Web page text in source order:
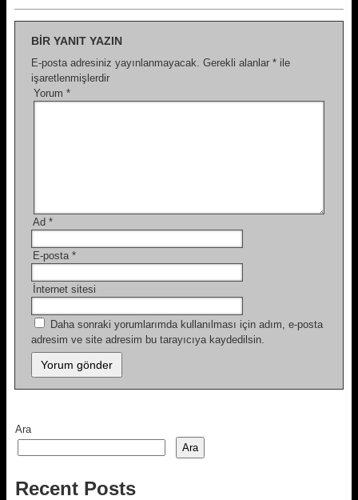
BIR YANIT YAZIN
E-posta adresiniz yayınlanmayacak. Gerekli alanlar * ile
işaretlenmişlerdir
Yorum *
Ad *
E-posta *
İnternet sitesi
Daha sonraki yorumlarımda kullanılması için adım, e-posta
adresim ve site adresim bu tarayıcıya kaydedilsin.
Ara
Ara
Recent Posts